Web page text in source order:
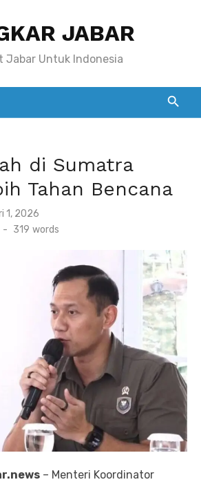
JABAR
Jabar Untuk Indonesia
di Sumatra
Tahan Bencana
1, 2026
- 319 words
– Menteri Koordinator